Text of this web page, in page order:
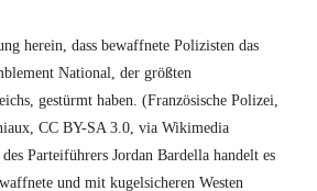
herein, dass bewaffnete Polizisten das
National, der größten
gestürmt haben. (Französische Polizei,
CC BY-SA 3.0, via Wikimedia
Parteiführers Jordan Bardella handelt es
und mit kugelsicheren Westen